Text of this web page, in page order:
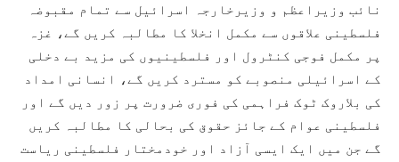
نائب وزیراعظم و وزیرخارجہ اسرائیل سے تمام مقبوضہ
فلسطینی علاقوں سے مکمل انخلا کا مطالبہ کریں گے، غزہ
پر مکمل فوجی کنٹرول اور فلسطینیوں کی مزید بے دخلی
کے اسرائیلی منصوبے کو مسترد کریں گے، انسانی امداد
کی بلاروک ٹوک فراہمی کی فوری ضرورت پر زور دیں گے اور
فلسطینی عوام کے جائز حقوق کی بحالی کا مطالبہ کریں
گے جن میں ایک ایسی آزاد اور خودمختار فلسطینی ریاست